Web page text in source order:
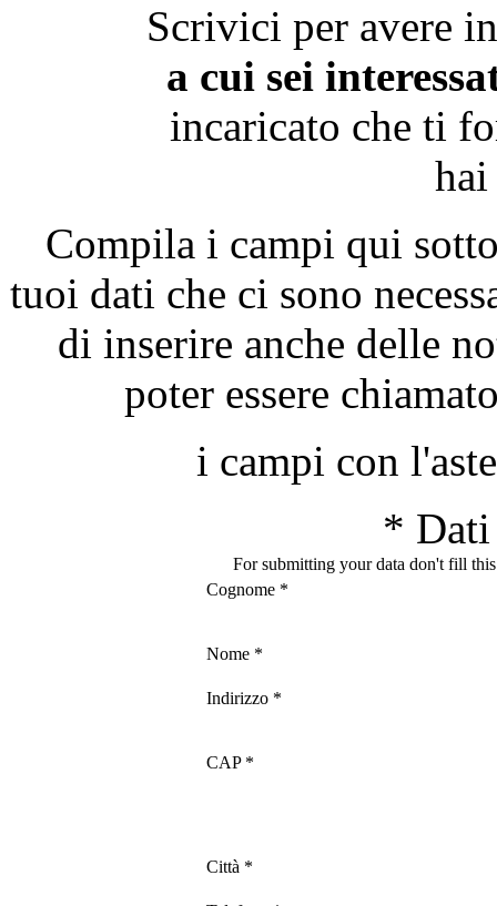
Scrivici per avere
a cui sei
incaricato che ti
Compila i campi qui
tuoi dati che ci sono
di inserire anche delle
poter essere
i campi con
*
For submitting your data don't fill
Cognome *
Nome *
Indirizzo *
CAP *
Città *